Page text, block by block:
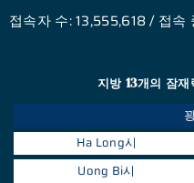
접속자 수: 13,555,618 / 접속
지방 13개의 잠
Ha Long시
Uong Bi시